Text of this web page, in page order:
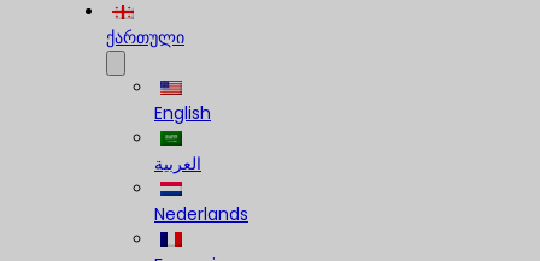
ქართული
English
العربية
Nederlands